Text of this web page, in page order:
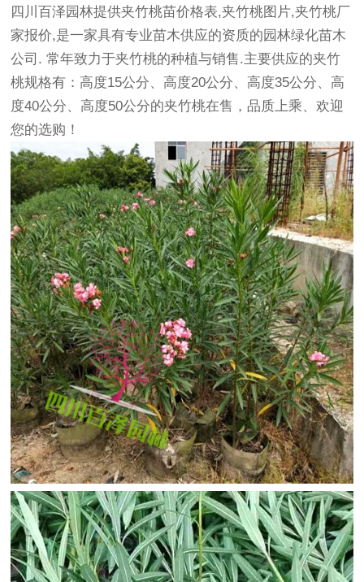
四川百泽园林提供夹竹桃苗价格表,夹竹桃图片,夹竹桃厂
家报价,是一家具有专业苗木供应的资质的园林绿化苗木
公司. 常年致力于夹竹桃的种植与销售.主要供应的夹竹
桃规格有：高度15公分、高度20公分、高度35公分、高
度40公分、高度50公分的夹竹桃在售，品质上乘、欢迎
您的选购！